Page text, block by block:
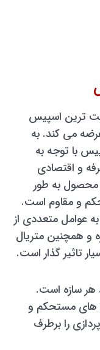
ترین اسپیس
عرضه می کند. به
با توجه به
و اقتصادی
محصول به طور
و مقاوم است.
عوامل متعددی از
و همچنین متریال
تاثیر گذار است.
هر سازه است.
های مستحکم و
را برطرف